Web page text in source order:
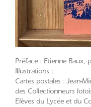
Préface : Etienne Baux,
Illustrations :
Cartes postales : Jean-
des Collectionneurs
Elèves du Lycée et du